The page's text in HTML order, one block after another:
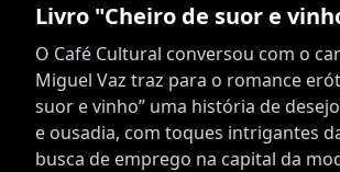
Livro "Cheiro de suor e
O Café Cultural conversou com o
Miguel Vaz traz para o romance
suor e vinho” uma história de
e ousadia, com toques intrigantes
busca de emprego na capital da